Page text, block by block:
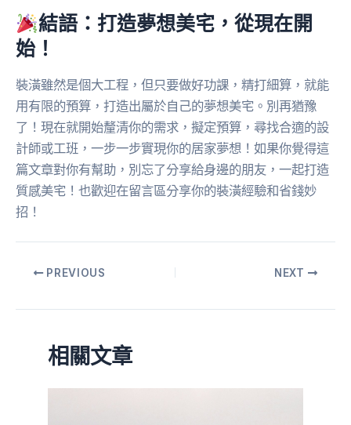
結語：打造夢想美宅，從現在開
始！
裝潢雖然是個大工程，但只要做好功課，精打細算，就能
用有限的預算，打造出屬於自己的夢想美宅。別再猶豫
了！現在就開始釐清你的需求，擬定預算，尋找合適的設
計師或工班，一步一步實現你的居家夢想！如果你覺得這
篇文章對你有幫助，別忘了分享給身邊的朋友，一起打造
質感美宅！也歡迎在留言區分享你的裝潢經驗和省錢妙
招！
PREVIOUS NEXT
相關文章